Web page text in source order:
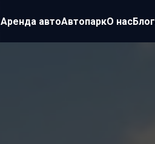
Аренда автоАвтопаркО насБлог